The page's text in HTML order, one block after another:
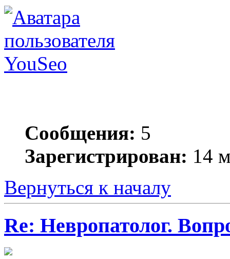
YouSeo
Сообщения: 5
Зарегистрирован: 14
Вернуться к началу
Re: Невропатолог.